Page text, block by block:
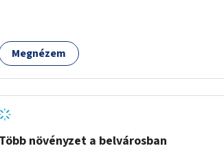
Megnézem
Több növényzet a belvárosban